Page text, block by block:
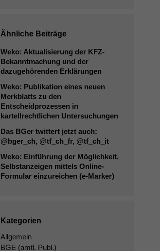
Ähnliche Beiträge
Weko: Aktualisierung der KFZ-
Bekanntmachung und der
dazugehörenden Erklärungen
Weko: Publikation eines neuen
Merkblatts zu den
Entscheidprozessen in
kartellrechtlichen Untersuchungen
Das BGer twittert jetzt auch:
@bger_ch, @tf_ch_fr, @tf_ch_it
Weko: Einführung der Möglichkeit,
Selbstanzeigen mittels Online-
Formular einzureichen (e‑Marker)
Kategorien
Allgemein
BGE (amtl. Publ.)